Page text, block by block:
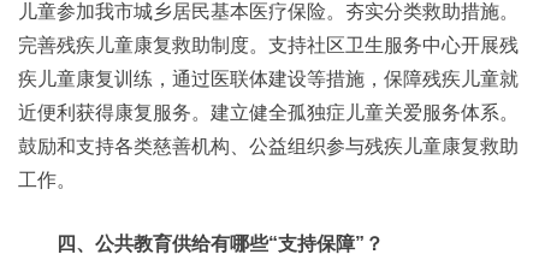
儿童参加我市城乡居民基本医疗保险。夯实分类救助措施。
完善残疾儿童康复救助制度。支持社区卫生服务中心开展残
疾儿童康复训练，通过医联体建设等措施，保障残疾儿童就
近便利获得康复服务。建立健全孤独症儿童关爱服务体系。
鼓励和支持各类慈善机构、公益组织参与残疾儿童康复救助
工作。
四、公共教育供给有哪些“支持保障”？